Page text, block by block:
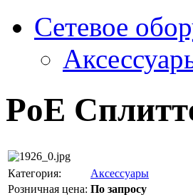
Сетевое
PoE
Категория:
Аксессуары
Розничная цена: По запросу